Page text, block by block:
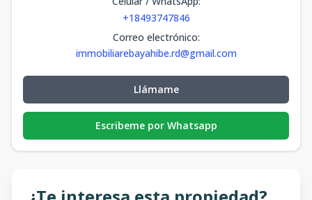
+18493747846
Correo electrónico:
immobiliarebayahibe.rd@gmail.com
Llámame
Escribeme por Whatsapp